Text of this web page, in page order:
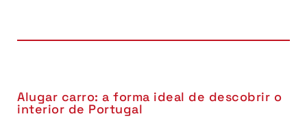
Alugar carro: a forma ideal de descobrir o
interior de Portugal